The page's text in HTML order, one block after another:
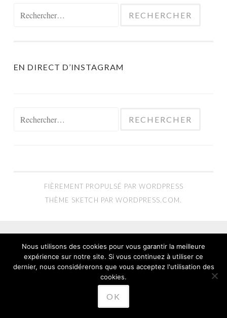
EN DIRECT D’INSTAGRAM
FIÈREMENT PROPULSÉ PAR WORDPRESS
THÈME SKETCH PAR WORDPRESS.COM
Nous utilisons des cookies pour vous garantir la meilleure
expérience sur notre site. Si vous continuez à utiliser ce
dernier, nous considérerons que vous acceptez l'utilisation des
cookies.
OK